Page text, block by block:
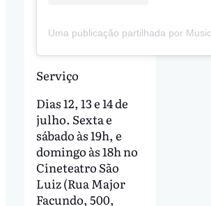
Serviço
Dias 12, 13 e 14 de
julho. Sexta e
sábado às 19h, e
domingo às 18h no
Cineteatro São
Luiz (Rua Major
Facundo, 500,